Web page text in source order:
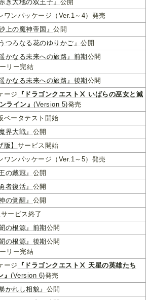
き大地の双王子』 公開
ワンパッケージ（Ver.1～4）発売
上の魔神帝国』公開
つろなる花のゆりかご』公開
かなる未来への旅路』前期公開
リー完結
かなる未来への旅路』後期公開
ージ
『ドラゴンクエストⅩ いばらの巫女と滅
ライン』(Version 5)発売
ベータテスト開始
界大戦』 公開
版】 サービス開始
ワンパッケージ（Ver.1～5）発売
の戴冠』 公開
者復活』 公開
の覚醒』 公開
ービス終了
の根源』前期公開
の根源』後期公開
リー完結
ージ
『ドラゴンクエストⅩ 天星の英雄たち
』(Version 6)発売
かれし相貌』 公開